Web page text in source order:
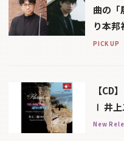
曲の「
り本邦
PICK UP
【CD
Ⅰ 井
New